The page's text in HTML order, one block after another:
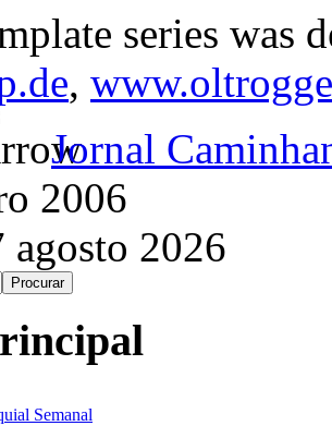
series was
,
Jornal
2006
agosto 2026
Semanal